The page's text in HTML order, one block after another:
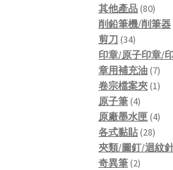
其他產品 8080
削鉛筆機/削筆器
剪刀 3434
products
印章/原子印章/
章用補充油 77
卷宗檔案夾 11
原子筆 44
products
原廠墨水匣 44
各式黏貼 2828
夾類/圖釘/迴紋
奇異筆 22